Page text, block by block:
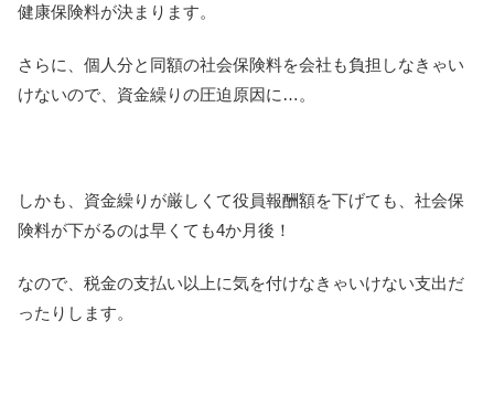
健康保険料が決まります。
さらに、個人分と同額の社会保険料を会社も負担しなきゃい
けないので、資金繰りの圧迫原因に…。
しかも、資金繰りが厳しくて役員報酬額を下げても、社会保
険料が下がるのは早くても4か月後！
なので、税金の支払い以上に気を付けなきゃいけない支出だ
ったりします。